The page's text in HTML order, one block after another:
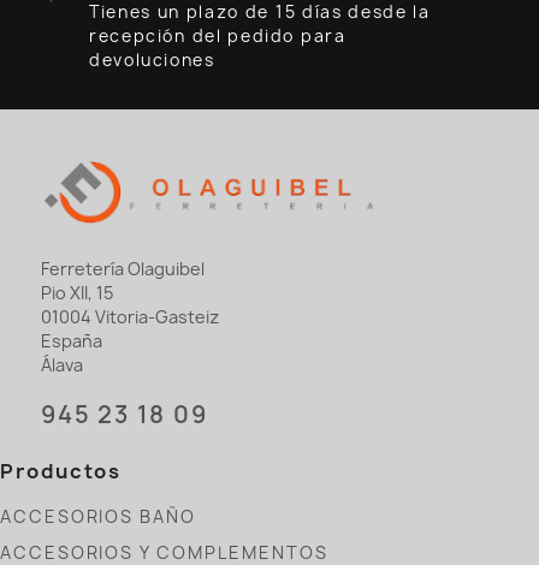
Tienes un plazo de 15 días desde la
recepción del pedido para
devoluciones
Ferretería Olaguibel
Pio XII, 15
01004 Vitoria-Gasteiz
España
Álava
945 23 18 09
Productos
ACCESORIOS BAÑO
ACCESORIOS Y COMPLEMENTOS